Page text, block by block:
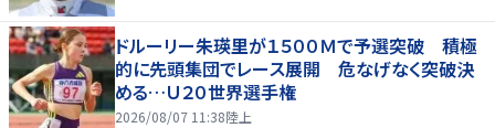
ドルーリー朱瑛里が１５００Ｍで予選突破 積極
的に先頭集団でレース展開 危なげなく突破決
める…Ｕ２０世界選手権
2026/08/07 11:38陸上